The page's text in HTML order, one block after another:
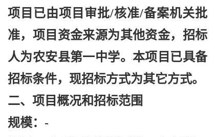
项目已由项目审批/核准/备案机关批
准，项目资金来源为其他资金，招标
人为农安县第一中学。本项目已具备
招标条件，现招标方式为其它方式。
二、项目概况和招标范围
规模： -